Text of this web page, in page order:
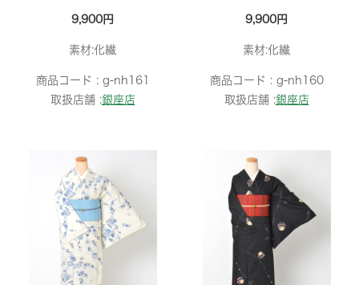
9,900円
素材:化繊
商品コード : g-nh161
取扱店舗 :銀座店
9,900円
素材:化繊
商品コード : g-nh160
取扱店舗 :銀座店